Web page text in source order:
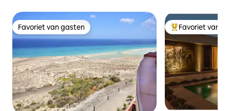
Favoriet van gasten
Favoriet van gasten Topfavoriet van
Favoriet van